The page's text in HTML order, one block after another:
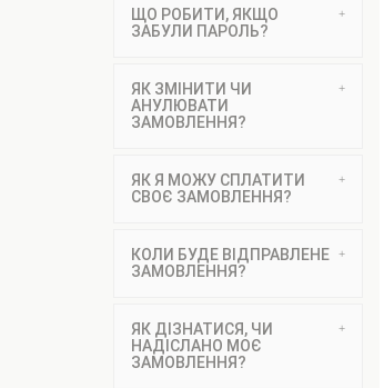
ЩО РОБИТИ, ЯКЩО
ЗАБУЛИ ПАРОЛЬ?
ЯК ЗМІНИТИ ЧИ
АНУЛЮВАТИ
ЗАМОВЛЕННЯ?
ЯК Я МОЖУ СПЛАТИТИ
СВОЄ ЗАМОВЛЕННЯ?
КОЛИ БУДЕ ВІДПРАВЛЕНЕ
ЗАМОВЛЕННЯ?
ЯК ДІЗНАТИСЯ, ЧИ
НАДІСЛАНО МОЄ
ЗАМОВЛЕННЯ?